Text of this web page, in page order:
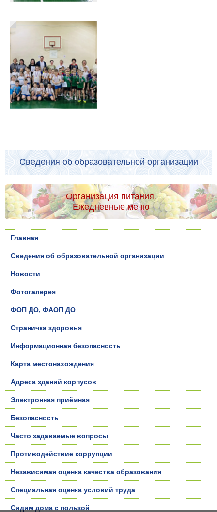
Сведения об образовательной организации
Организация питания.
Ежедневные меню
Главная
Сведения об образовательной организации
Новости
Фотогалерея
ФОП ДО, ФАОП ДО
Страничка здоровья
Информационная безопасность
Карта местонахождения
Адреса зданий корпусов
Электронная приёмная
Безопасность
Часто задаваемые вопросы
Противодействие коррупции
Независимая оценка качества образования
Специальная оценка условий труда
Сидим дома с пользой